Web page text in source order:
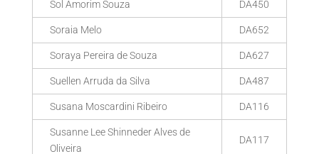
Sol Amorim Souza DA450
Soraia Melo DA652
Soraya Pereira de Souza DA627
Suellen Arruda da Silva DA487
Susana Moscardini Ribeiro DA116
Susanne Lee Shinneder Alves de
Oliveira
DA117